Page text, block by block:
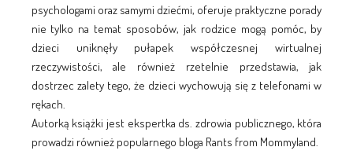
psychologami oraz samymi dziećmi, oferuje praktyczne porady
nie tylko na temat sposobów, jak rodzice mogą pomóc, by
dzieci uniknęły pułapek współczesnej wirtualnej
rzeczywistości, ale również rzetelnie przedstawia, jak
dostrzec zalety tego, że dzieci wychowują się z telefonami w
rękach.
Autorką książki jest ekspertka ds. zdrowia publicznego, która
prowadzi również popularnego bloga Rants from Mommyland.